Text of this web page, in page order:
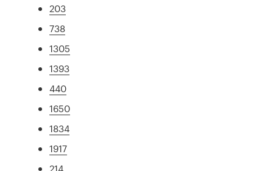
203
738
1305
1393
440
1650
1834
1917
214